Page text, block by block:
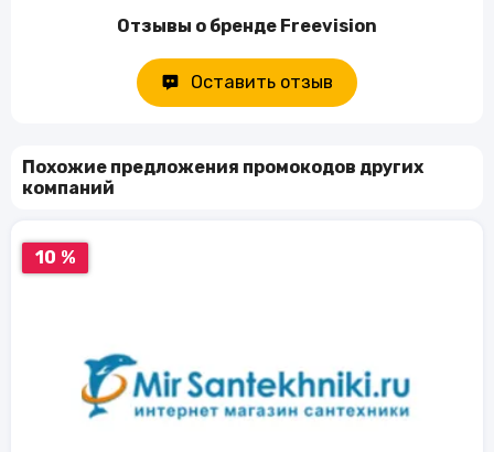
Отзывы о бренде Freevision
Оставить отзыв
Похожие предложения промокодов других
компаний
10 %